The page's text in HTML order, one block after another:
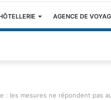
AGENCE DE
: les mesures ne répondent pas